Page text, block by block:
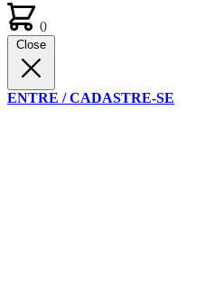
0
Close
ENTRE / CADASTRE-SE